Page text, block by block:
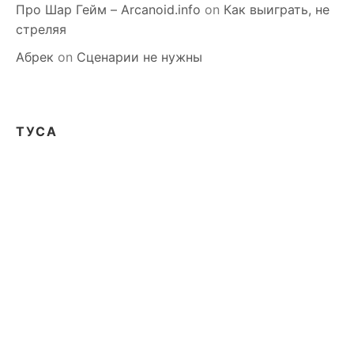
Про Шар Гейм – Arcanoid.info on Как выиграть, не
стреляя
Абрек on Сценарии не нужны
ТУСА